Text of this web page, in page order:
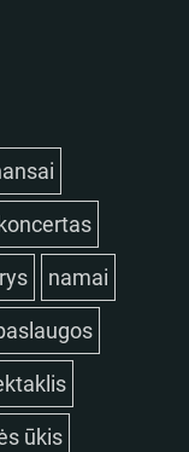
koncertas
namai
ūkis